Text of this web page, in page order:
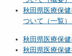
秋田県医療保
ついて（一覧
秋田県医療保
秋田県医療保